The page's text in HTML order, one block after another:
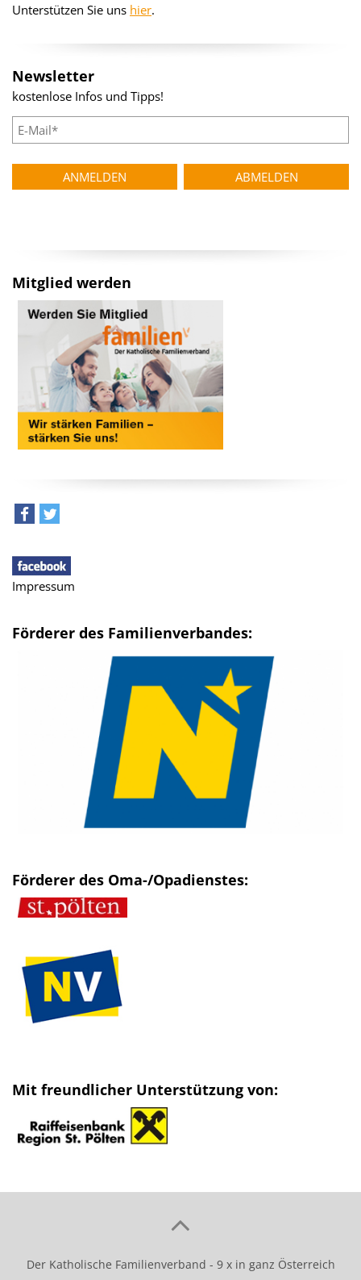
Unterstützen Sie uns hier.
Newsletter
kostenlose Infos und Tipps!
Mitglied werden
Impressum
Förderer des Familienverbandes:
Förderer des Oma-/Opadienstes:
Mit freundlicher Unterstützung von:
Der Katholische Familienverband - 9 x in ganz Österreich